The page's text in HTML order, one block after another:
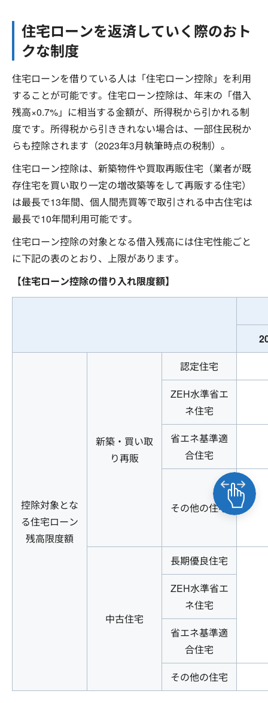
住宅ローンを返済していく際のおト
クな制度
住宅ローンを借りている人は「住宅ローン控除」を利用
することが可能です。住宅ローン控除は、年末の「借入
残高×0.7%」に相当する金額が、所得税から引かれる制
度です。所得税から引ききれない場合は、一部住民税か
らも控除されます（2023年3月執筆時点の税制）。
住宅ローン控除は、新築物件や買取再販住宅（業者が既
存住宅を買い取り一定の増改築等をして再販する住宅）
は最長で13年間、個人間売買等で取引される中古住宅は
最長で10年間利用可能です。
住宅ローン控除の対象となる借入残高には住宅性能ごと
に下記の表のとおり、上限があります。
【住宅ローン控除の借り入れ限度額】
控除対象とな
る住宅ローン
残高限度額
新築・買い取
り再販
認定住宅
ZEH水準省エ
ネ住宅
省エネ基準適
合住宅
その他の住宅
中古住宅
長期優良住宅
ZEH水準省エ
ネ住宅
省エネ基準適
合住宅
その他の住宅